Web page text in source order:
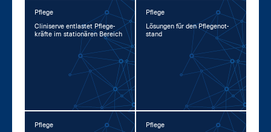
Pflege
Cli­ni­ser­ve ent­las­tet Pfle­ge­
kräf­te im sta­tio­nä­ren Be­reich
Pflege
Lö­sun­gen für den Pfle­ge­not­
stand
Pflege Pflege